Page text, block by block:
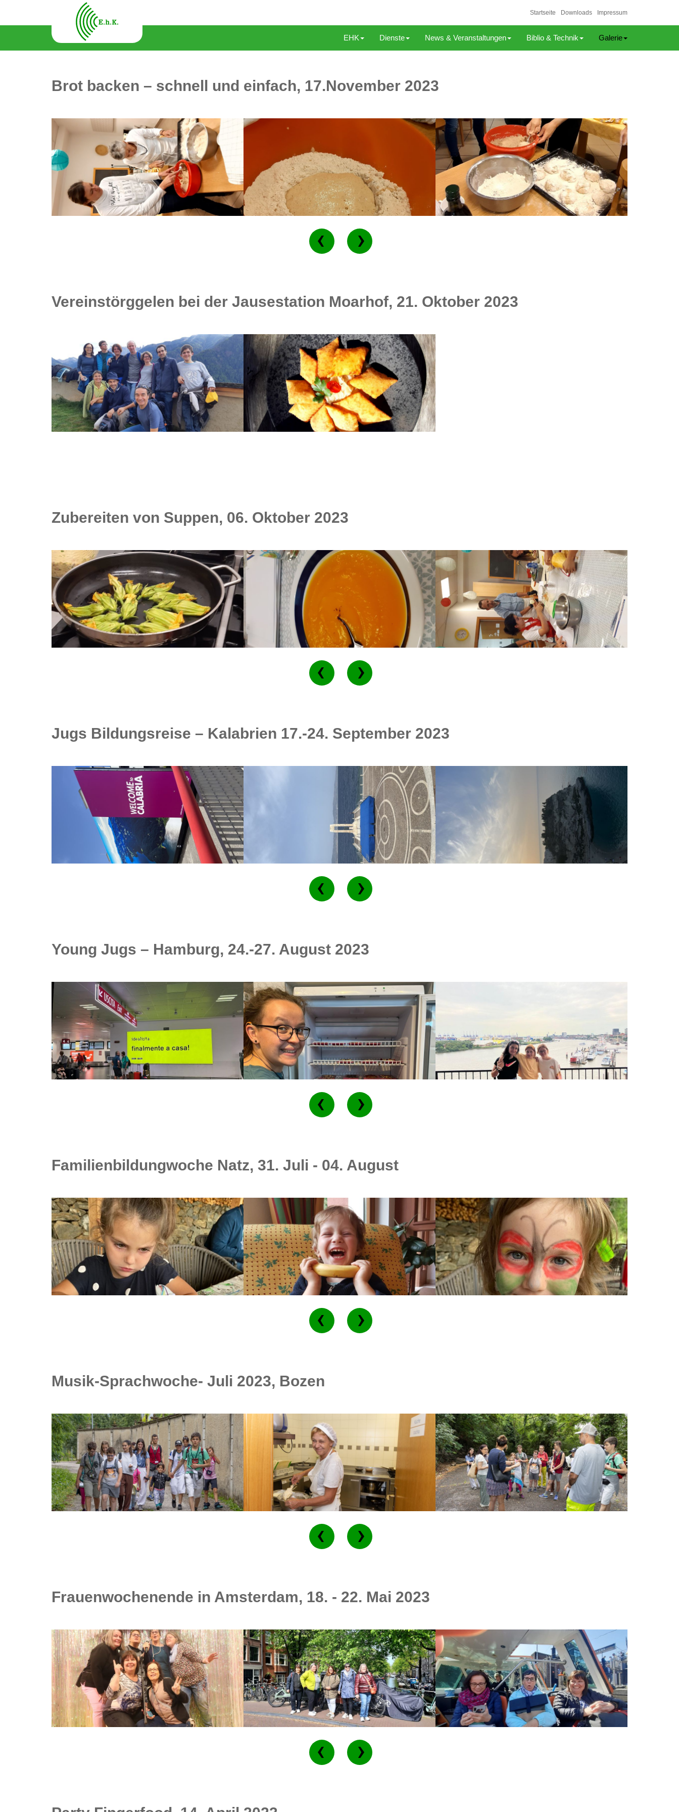
EHK Dienste News & Veranstaltungen Biblio & Technik Galerie
Startseite Downloads Impressum
Brot backen – schnell und einfach, 17.November 2023
Vereinstörggelen bei der Jausestation Moarhof, 21. Oktober 2023
Zubereiten von Suppen, 06. Oktober 2023
Jugs Bildungsreise – Kalabrien 17.-24. September 2023
Young Jugs – Hamburg, 24.-27. August 2023
Familienbildungwoche Natz, 31. Juli - 04. August
Musik-Sprachwoche- Juli 2023, Bozen
Frauenwochenende in Amsterdam, 18. - 22. Mai 2023